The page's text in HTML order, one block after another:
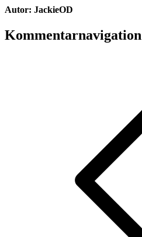
Autor: JackieOD
Kommentarnavigation